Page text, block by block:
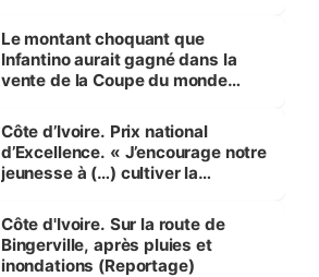
Le montant choquant que
Infantino aurait gagné dans la
vente de la Coupe du monde
Côte d’Ivoire. Prix national
d’Excellence. « J’encourage notre
jeunesse à (…) cultiver la
(Alassane Ouattara
Côte d'Ivoire. Sur la route de
Bingerville, après pluies et
inondations (Reportage)